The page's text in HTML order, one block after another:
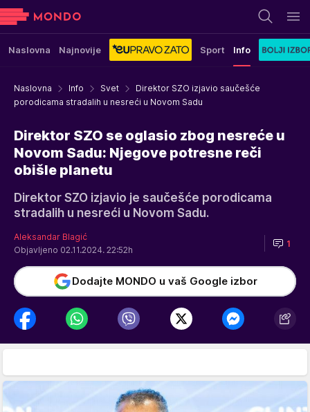
Naslovna Najnovije Sport Info
Naslovna Info Svet
Direktor SZO izjavio saučešće
porodicama stradalih u nesreći u Novom Sadu
Direktor SZO se oglasio zbog nesreće u
Novom Sadu: Njegove potresne reči
obišle planetu
Direktor SZO izjavio je saučešće porodicama
stradalih u nesreći u Novom Sadu.
Aleksandar Blagić
Objavljeno 02.11.2024. 22:52h
1
Dodajte MONDO u vaš Google izbor